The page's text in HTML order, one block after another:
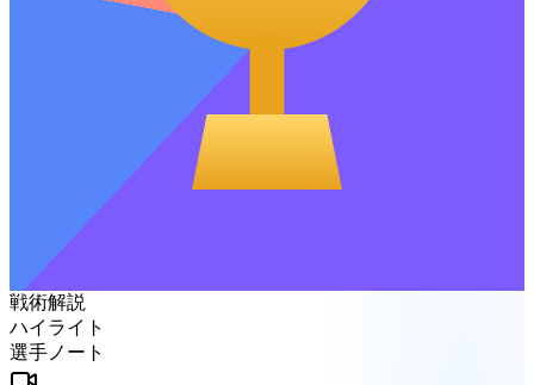
戦術解説
ハイライト
選手ノート